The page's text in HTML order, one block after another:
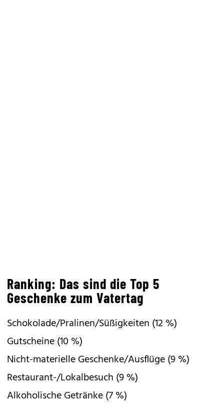
Ranking: Das sind die Top 5
Geschenke zum Vatertag
Schokolade/Pralinen/Süßigkeiten (12 %)
Gutscheine (10 %)
Nicht-materielle Geschenke/Ausflüge (9 %)
Restaurant-/Lokalbesuch (9 %)
Alkoholische Getränke (7 %)